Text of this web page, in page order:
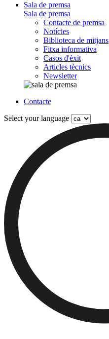
Sala de premsa
Sala de premsa
Contacte de premsa
Notícies
Biblioteca de mitjans
Fitxa informativa
Casos d'èxit
Articles tècnics
Newsletter
Contacte
Select your language